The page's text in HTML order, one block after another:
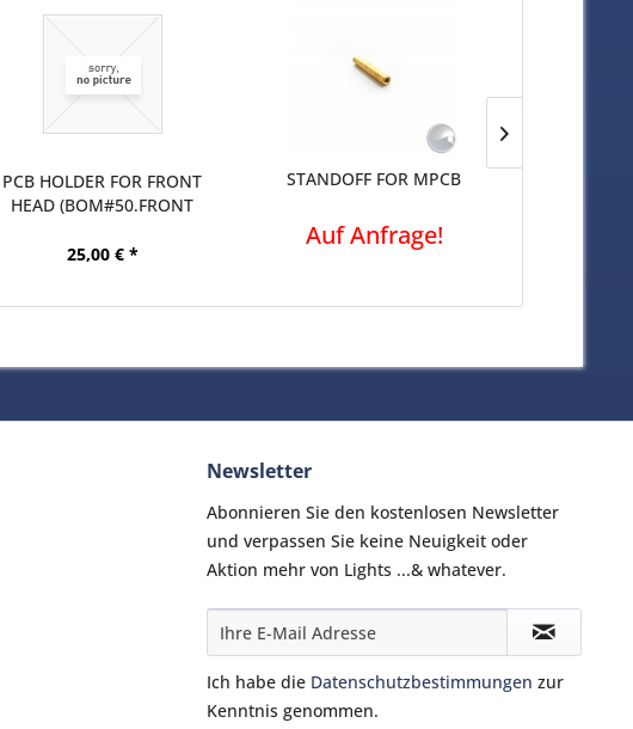
PCB HOLDER FOR FRONT
HEAD (BOM#50.FRONT
25,00 € *
STANDOFF FOR MPCB
Auf Anfrage!
Newsletter
Abonnieren Sie den kostenlosen Newsletter
und verpassen Sie keine Neuigkeit oder
Aktion mehr von Lights ...& whatever.
Ich habe die Datenschutzbestimmungen zur
Kenntnis genommen.